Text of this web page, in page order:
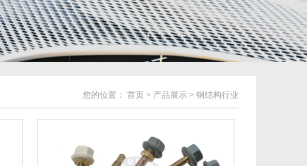
您的位置： 首页 > 产品展示 > 钢结构行业